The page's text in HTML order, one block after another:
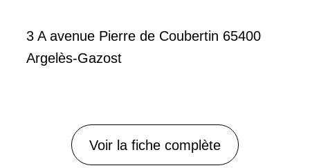
3 A avenue Pierre de Coubertin 65400
Argelès-Gazost
Voir la fiche complète